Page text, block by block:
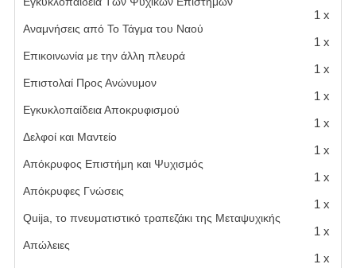
1 x
Αναμνήσεις από Το Τάγμα του Ναού
1 x
Επικοινωνία με την άλλη πλευρά
1 x
Επιστολαί Προς Ανώνυμον
1 x
Εγκυκλοπαίδεια Αποκρυφισμού
1 x
Δελφοί και Μαντείο
1 x
Απόκρυφος Επιστήμη και Ψυχισμός
1 x
Απόκρυφες Γνώσεις
1 x
Quija, το πνευματιστικό τραπεζάκι της Μεταψυχικής
1 x
Απώλειες
1 x